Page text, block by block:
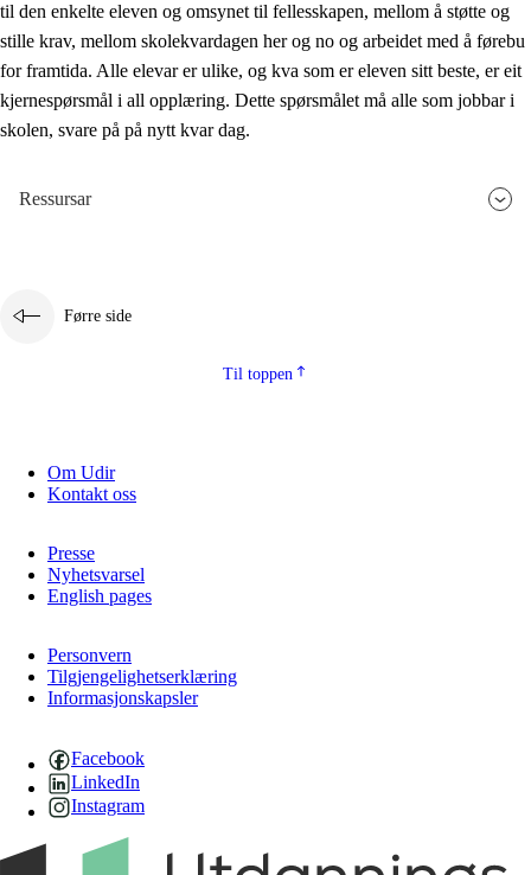
til den enkelte eleven og omsynet til fellesskapen, mellom å støtte og
stille krav, mellom skolekvardagen her og no og arbeidet med å førebu
for framtida. Alle elevar er ulike, og kva som er eleven sitt beste, er eit
kjernespørsmål i all opplæring. Dette spørsmålet må alle som jobbar i
skolen, svare på på nytt kvar dag.
Ressursar
Førre side
Til toppen
Om Udir
Kontakt oss
Presse
Nyhetsvarsel
English pages
Personvern
Tilgjengelighetserklæring
Informasjonskapsler
Facebook
LinkedIn
Instagram